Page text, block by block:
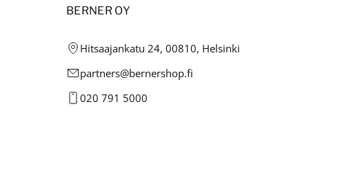
BERNER OY
Hitsaajankatu 24, 00810, Helsinki
partners@bernershop.fi
020 791 5000